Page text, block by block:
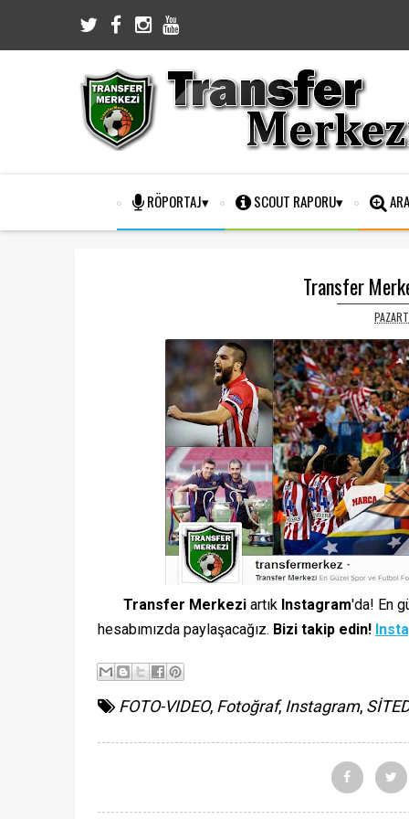
RÖPORTAJ SCOUT RAPORU
Transfer
Transfer Merkezi artık Instagram'da! En
hesabımızda paylaşacağız. Bizi takip edin!
FOTO-VIDEO, Fotoğraf, Instagram,